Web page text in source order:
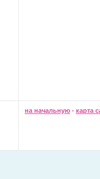
на начальную - карта